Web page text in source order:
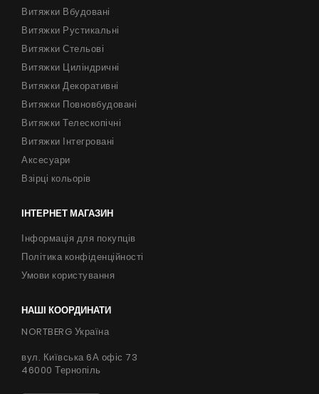
Витяжки Вбудовані
Витяжки Рустикальні
Витяжки Стельові
Витяжки Циліндричні
Витяжки Декоративні
Витяжки Повновбудовані
Витяжки Телескопічні
Витяжки Інтегровані
Аксесуари
Взірці кольорів
ІНТЕРНЕТ МАГАЗИН
Інформація для покупців
Політика конфіденційності
Умови користування
НАШІ КООРДИНАТИ
NORTBERG Україна
вул. Київська 6А офіс 73
46000 Тернопіль